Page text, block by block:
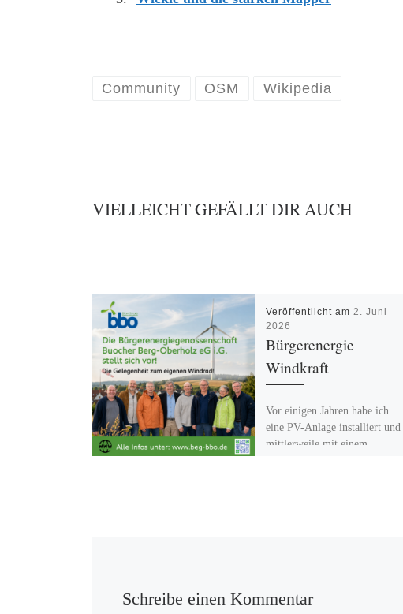
Community OSM Wikipedia
VIELLEICHT GEFÄLLT DIR AUCH
Veröffentlicht am2. Juni
2026
Bürgerenergie
Windkraft
Vor einigen Jahren habe ich
eine PV-Anlage installiert und
mittlerweile mit einem
Schreibe einen Kommentar